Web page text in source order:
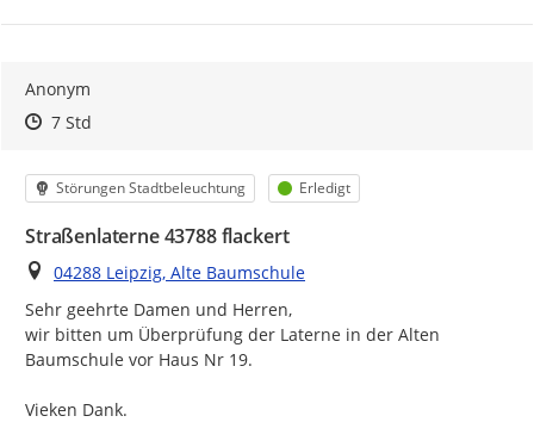
Anonym
Zeitpunkt des Erstellens
Zeitpunkt des Erstellens
7 StdZur Äußerung
Kategorie
Störungen Stadtbeleuchtung Status
Erledigt
Straßenlaterne 43788 flackert
Ort
04288 Leipzig, Alte Baumschule
Sehr geehrte Damen und Herren,
wir bitten um Überprüfung der Laterne in der Alten
Baumschule vor Haus Nr 19.
Vieken Dank.